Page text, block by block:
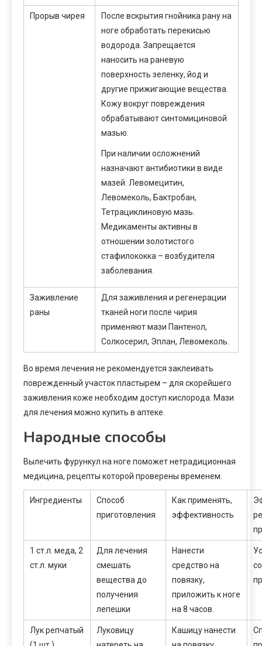
Прорыв чирея
После вскрытия гнойника рану на
ноге обработать перекисью
водорода. Запрещается
наносить на раневую
поверхность зеленку, йод и
другие прижигающие вещества.
Кожу вокруг повреждения
обрабатывают синтомициновой
мазью.
При наличии осложнений
назначают антибиотики в виде
мазей: Левомецитин,
Левомеколь, Бактробан,
Тетрациклиновую мазь.
Медикаменты активны в
отношении золотистого
стафилококка – возбудителя
заболевания.
Заживление
раны
Для заживления и регенерации
тканей ноги после чирия
применяют мази Пантенол,
Солкосерил, Эплан, Левомеколь.
Во время лечения не рекомендуется заклеивать
поврежденный участок пластырем – для скорейшего
заживления коже необходим доступ кислорода. Мази
для лечения можно купить в аптеке.
Народные способы
Вылечить фурункул на ноге поможет нетрадиционная
медицина, рецепты которой проверены временем.
Ингредиенты
Способ
приготовления
Как применять,
эффективность
1 ст.л. меда, 2
ст.л. муки
Для лечения
смешать
вещества до
получения
лепешки
Нанести
средство на
повязку,
приложить к ноге
на 8 часов.
Лук репчатый
Луковицу
Кашицу нанести